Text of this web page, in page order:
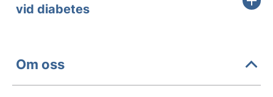
vid diabetes
Om oss